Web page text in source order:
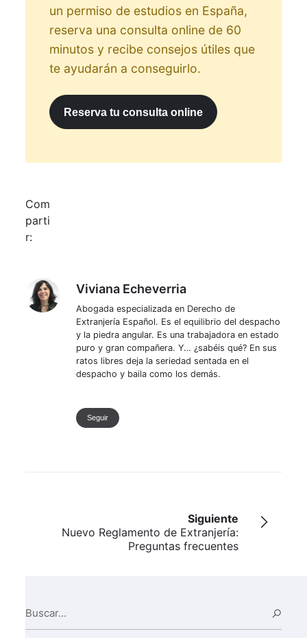
un permiso de estudios en España,
reserva una consulta online de 60
minutos y recibe consejos útiles que
te ayudarán a conseguirlo.
Reserva tu consulta online
Com
parti
r:
Viviana EcheverriaViviana Echeverria
Abogada especializada en Derecho de
Extranjería Español. Es el equilibrio del despacho
y la piedra angular. Es una trabajadora en estado
puro y gran compañera. Y… ¿sabéis qué? En sus
ratos libres deja la seriedad sentada en el
despacho y baila como los demás.
Seguir
Siguiente
Nuevo Reglamento de Extranjería:
Preguntas frecuentes